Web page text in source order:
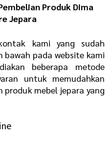
Produk Dima
Jepara
kami yang sudah
pada website kami
beberapa metode
untuk memudahkan
mebel jepara yang